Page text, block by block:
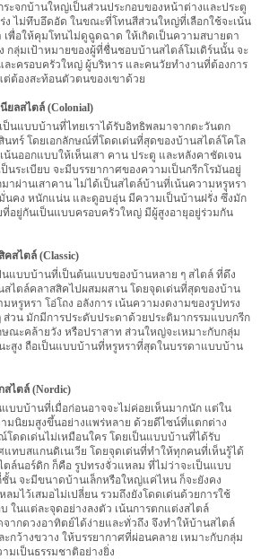
ะจกบ้านใหญ่เป็นส่วนประกอบของหน้าต่างและประตู
ง ไม่ทึบอึดอัด ในขณะที่โทนสีส่วนใหญ่ที่เลือกใช้จะเน้น
เพื่อให้คุมโทนไม่ดูฉูดฉาด ให้เกิดเป็นความสบายตา
กลุ่มเป้าหมายของผู้ที่ชื่นชอบบ้านสไตล์โมเดิร์นนั้น จะ
ละครอบครัวใหญ่ ผู้บริหาร และคนวัยทำงานที่ต้องการ
ต้องสะท้อนตัวตนของเขาด้วย
ยลสไตล์ (Colonial)
ป็นแบบบ้านที่ไทยเราได้รับอิทธิพลมาจากตะวันตก
นทร์ โดยเอกลักษณ์ที่โดดเด่นที่สุดของบ้านสไตล์โคโล
เน้นออกแบบให้เห็นเสา คาน ประตู และหลังคาชัดเจน
นระเบียบ จะมีบรรยากาศของความเป็นกรีกโรมันอยู่
าผ่านเสาคาน ไม่ได้เป็นสไตล์บ้านที่เน้นความหรูหรา
นคง หนักแน่น และดูอบอุ่น มีความเป็นบ้านฝรั่ง ซึ่งมัก
ที่อยู่กันเป็นแบบครอบครัวใหญ่ มีผู้สูงอายุอยู่ร่วมกัน
คสไตล์ (Classic)
แบบบ้านที่เป็นต้นแบบของบ้านหลาย ๆ สไตล์ ที่ดึง
สไตล์คลาสสิคไปผสมผสาน โดยจุดเด่นที่สุดของบ้าน
หรูหรา โอ่โถง อลังการ เน้นความงดงามของรูปทรง
ส่วน มักมีการประดับประดาด้วยประติมากรรมแบบกรีก
ณะคล้ายวัง หรือปราสาท ส่วนใหญ่จะเหมาะกับกลุ่ม
ะสูง ถือเป็นแบบบ้านที่หรูหราที่สุดในบรรดาแบบบ้าน
สไตล์ (Nordic)
บบบ้านที่เมื่อก่อนอาจจะไม่ค่อยเห็นมากนัก แต่ใน
มนิยมสูงขึ้นอย่างแพร่หลาย ด้วยดีไซน์ที่แตกต่าง
โดดเด่นไม่เหมือนใคร โดยเป็นแบบบ้านที่ได้รับ
แทบสแกนดิเนเวีย โดยจุดเด่นที่ทำให้ทุกคนที่เห็นรู้ได้
ตล์นอร์ดิก ก็คือ รูปทรงจั่วแหลม ที่ไม่ว่าจะเป็นแบบ
น จะมีขนาดบ้านเล็กหรือใหญ่แค่ไหน ก็จะยังคง
มไว้เสมอไม่เปลี่ยน รวมถึงยังโดดเด่นด้วยการใช้
ในแต่ละจุดอย่างลงตัว เน้นการตกแต่งสไตล์
ากดวงอาทิตย์ได้ง่ายและทั่วถึง จึงทำให้บ้านสไตล์
ะกว้างขวาง ให้บรรยากาศที่ผ่อนคลาย เหมาะกับกลุ่ม
มเป็นธรรมชาติอย่างยิ่ง